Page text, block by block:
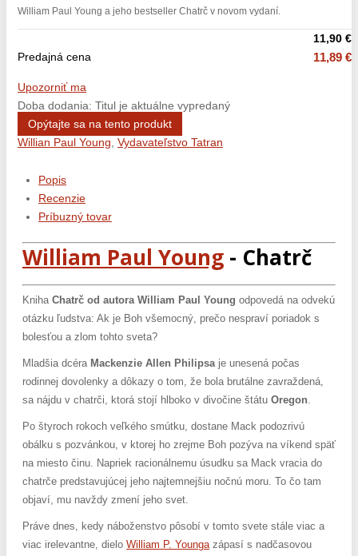
William Paul Young a jeho bestseller Chatrč v novom vydaní.
11,90 €
Predajná cena
11,89 €
Upozorniť ma
Doba dodania: Titul je aktuálne vypredaný
Opýtajte sa na tento produkt
Willian Paul Young Vydavateľstvo Tatran
Popis
Recenzie
Príbuzný tovar
William Paul Young - Chatrč
KnihaChatrč od autora William Paul Young odpovedá na odvekú
otázku ľudstva: Ak je Boh všemocný, prečo nespraví poriadok s
bolesťou a zlom tohto sveta?
Mladšia dcéra Mackenzie Allen Philipsaje unesená počas
rodinnej dovolenky a dôkazy o tom, že bola brutálne zavraždená,
sa nájdu v chatrči, ktorá stojí hlboko v divočine štátu Oregon.
Po štyroch rokoch veľkého smútku, dostane Mack podozrivú
obálku s pozvánkou, v ktorej ho zrejme Boh pozýva na víkend späť
na miesto činu. Napriek racionálnemu úsudku sa Mack vracia do
chatrče predstavujúcej jeho najtemnejšiu nočnú moru. To čo tam
objaví, mu navždy zmení jeho svet.
Práve dnes, kedy náboženstvo pôsobí v tomto svete stále viac a
viac irelevantne, dielo William P. Youngazápasí s nadčasovou